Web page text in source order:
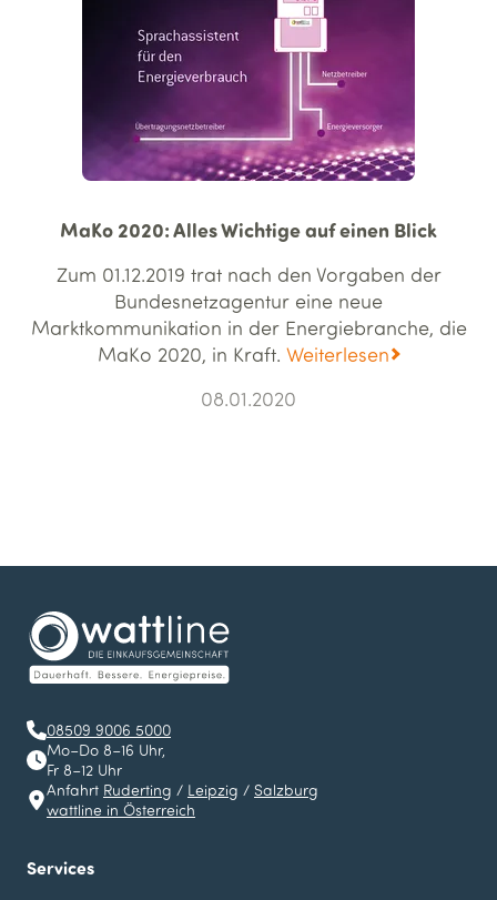
MaKo 2020: Alles Wichtige auf einen Blick
Zum 01.12.2019 trat nach den Vorgaben der
Bundesnetzagentur eine neue
Marktkommunikation in der Energiebranche, die
MaKo 2020, in Kraft. Weiterlesen
08.01.2020
08509 9006 5000
Mo–Do 8–16 Uhr,
Fr 8–12 Uhr
Anfahrt Ruderting / Leipzig / Salzburg
wattline in Österreich
Services